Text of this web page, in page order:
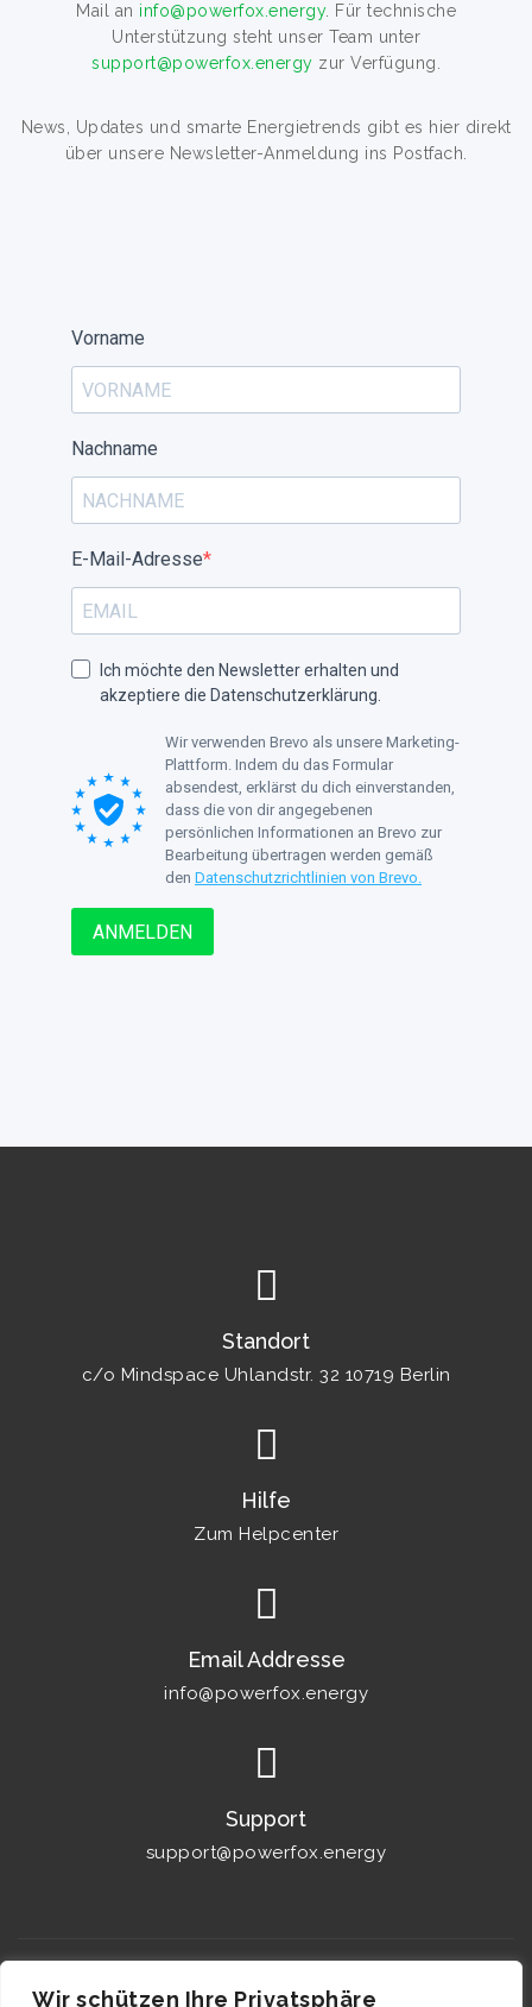
Wir schützen Ihre Privatsphäre
Mail an info@powerfox.energy. Für technische
Unterstützung steht unser Team unter
support@powerfox.energy zur Verfügung.
News, Updates und smarte Energietrends gibt es hier direkt
über unsere Newsletter-Anmeldung ins Postfach.
Standort
c/o Mindspace Uhlandstr. 32 10719 Berlin
Hilfe
Zum Helpcenter
Email Addresse
info@powerfox.energy
Support
support@powerfox.energy